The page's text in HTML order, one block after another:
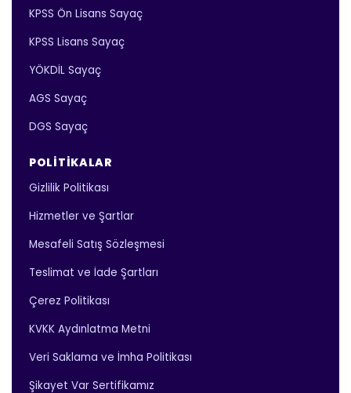
KPSS Ön Lisans Sayaç
KPSS Lisans Sayaç
YÖKDİL Sayaç
AGS Sayaç
DGS Sayaç
POLITIKALAR
Gizlilik Politikası
Hizmetler ve Şartlar
Mesafeli Satış Sözleşmesi
Teslimat ve İade Şartları
Çerez Politikası
KVKK Aydınlatma Metni
Veri Saklama ve İmha Politikası
Şikayet Var Sertifikamız